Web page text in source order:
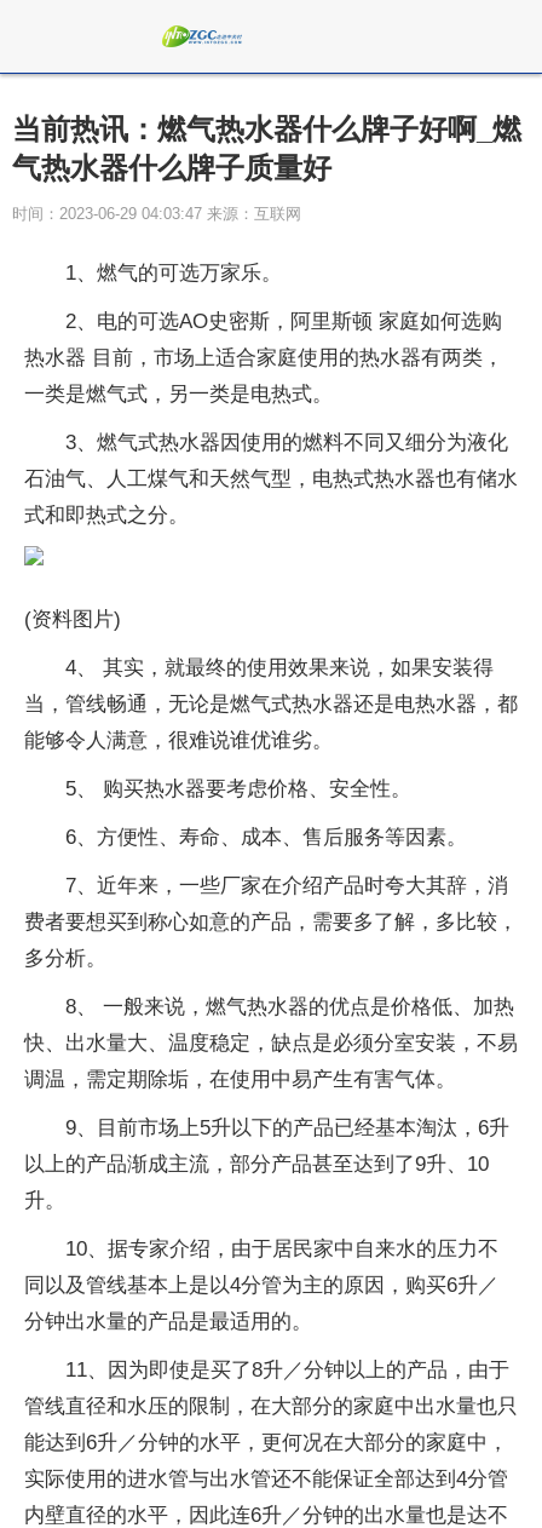
当前热讯：燃气热水器什么牌子好啊_燃
气热水器什么牌子质量好
时间：2023-06-29 04:03:47 来源：互联网
1、燃气的可选万家乐。
2、电的可选AO史密斯，阿里斯顿 家庭如何选购
热水器 目前，市场上适合家庭使用的热水器有两类，
一类是燃气式，另一类是电热式。
3、燃气式热水器因使用的燃料不同又细分为液化
石油气、人工煤气和天然气型，电热式热水器也有储水
式和即热式之分。
(资料图片)
4、 其实，就最终的使用效果来说，如果安装得
当，管线畅通，无论是燃气式热水器还是电热水器，都
能够令人满意，很难说谁优谁劣。
5、 购买热水器要考虑价格、安全性。
6、方便性、寿命、成本、售后服务等因素。
7、近年来，一些厂家在介绍产品时夸大其辞，消
费者要想买到称心如意的产品，需要多了解，多比较，
多分析。
8、 一般来说，燃气热水器的优点是价格低、加热
快、出水量大、温度稳定，缺点是必须分室安装，不易
调温，需定期除垢，在使用中易产生有害气体。
9、目前市场上5升以下的产品已经基本淘汰，6升
以上的产品渐成主流，部分产品甚至达到了9升、10
升。
10、据专家介绍，由于居民家中自来水的压力不
同以及管线基本上是以4分管为主的原因，购买6升／
分钟出水量的产品是最适用的。
11、因为即使是买了8升／分钟以上的产品，由于
管线直径和水压的限制，在大部分的家庭中出水量也只
能达到6升／分钟的水平，更何况在大部分的家庭中，
实际使用的进水管与出水管还不能保证全部达到4分管
内壁直径的水平，因此连6升／分钟的出水量也是达不